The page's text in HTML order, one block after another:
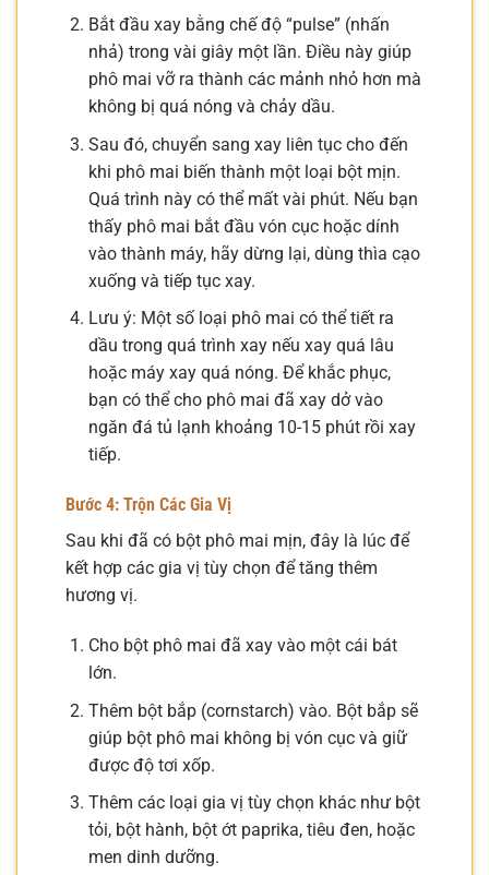
Bắt đầu xay bằng chế độ “pulse” (nhấn
nhả) trong vài giây một lần. Điều này giúp
phô mai vỡ ra thành các mảnh nhỏ hơn mà
không bị quá nóng và chảy dầu.
Sau đó, chuyển sang xay liên tục cho đến
khi phô mai biến thành một loại bột mịn.
Quá trình này có thể mất vài phút. Nếu bạn
thấy phô mai bắt đầu vón cục hoặc dính
vào thành máy, hãy dừng lại, dùng thìa cạo
xuống và tiếp tục xay.
Lưu ý: Một số loại phô mai có thể tiết ra
dầu trong quá trình xay nếu xay quá lâu
hoặc máy xay quá nóng. Để khắc phục,
bạn có thể cho phô mai đã xay dở vào
ngăn đá tủ lạnh khoảng 10-15 phút rồi xay
tiếp.
Bước 4: Trộn Các Gia Vị
Sau khi đã có bột phô mai mịn, đây là lúc để
kết hợp các gia vị tùy chọn để tăng thêm
hương vị.
Cho bột phô mai đã xay vào một cái bát
lớn.
Thêm bột bắp (cornstarch) vào. Bột bắp sẽ
giúp bột phô mai không bị vón cục và giữ
được độ tơi xốp.
Thêm các loại gia vị tùy chọn khác như bột
tỏi, bột hành, bột ớt paprika, tiêu đen, hoặc
men dinh dưỡng.